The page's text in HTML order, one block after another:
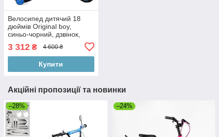
Велосипед дитячий 18
дюймів Original boy,
синьо-чорний, дзвінок,
3 312 ₴ 4 600 ₴
Купити
Акційні пропозиції та новинки
–28% –24%